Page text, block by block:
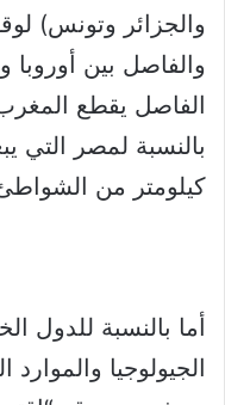
والجزائر وتونس)
والفاصل بين أوروبا
الفاصل يقطع
كيلومتر من
أما بالنسبة للدول
الجيولوجيا